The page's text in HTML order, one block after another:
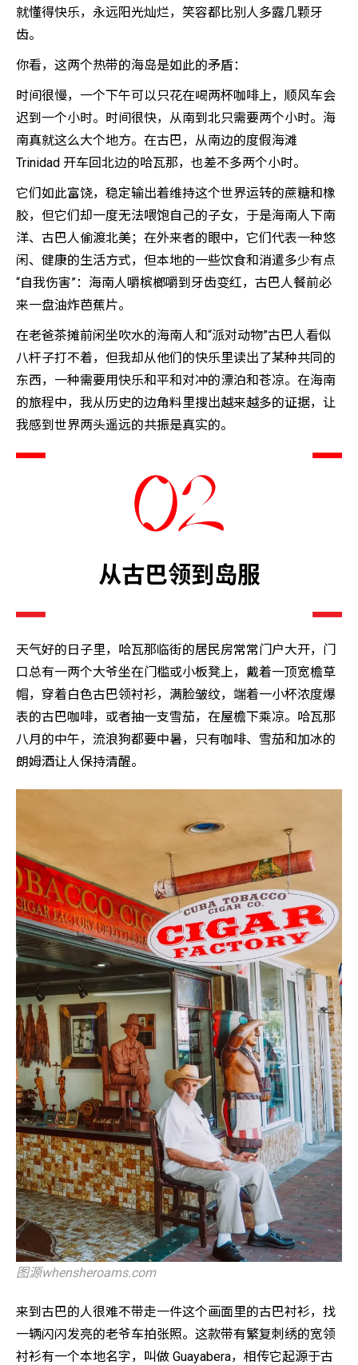
就懂得快乐，永远阳光灿烂，笑容都比别人多露几颗牙
齿。
你看，这两个热带的海岛是如此的矛盾：
时间很慢，一个下午可以只花在喝两杯咖啡上，顺风车会
迟到一个小时。时间很快，从南到北只需要两个小时。海
南真就这么大个地方。在古巴，从南边的度假海滩
Trinidad 开车回北边的哈瓦那，也差不多两个小时。
它们如此富饶，稳定输出着维持这个世界运转的蔗糖和橡
胶，但它们却一度无法喂饱自己的子女，于是海南人下南
洋、古巴人偷渡北美；在外来者的眼中，它们代表一种悠
闲、健康的生活方式，但本地的一些饮食和消遣多少有点
“自我伤害”：海南人嚼槟榔嚼到牙齿变红，古巴人餐前必
来一盘油炸芭蕉片。
在老爸茶摊前闲坐吹水的海南人和“派对动物”古巴人看似
八杆子打不着，但我却从他们的快乐里读出了某种共同的
东西，一种需要用快乐和平和对冲的漂泊和苍凉。在海南
的旅程中，我从历史的边角料里搜出越来越多的证据，让
我感到世界两头遥远的共振是真实的。
从古巴领到岛服
天气好的日子里，哈瓦那临街的居民房常常门户大开，门
口总有一两个大爷坐在门槛或小板凳上，戴着一顶宽檐草
帽，穿着白色古巴领衬衫，满脸皱纹，端着一小杯浓度爆
表的古巴咖啡，或者抽一支雪茄，在屋檐下乘凉。哈瓦那
八月的中午，流浪狗都要中暑，只有咖啡、雪茄和加冰的
朗姆酒让人保持清醒。
图源whensheroams.com
来到古巴的人很难不带走一件这个画面里的古巴衬衫，找
一辆闪闪发亮的老爷车拍张照。这款带有繁复刺绣的宽领
衬衫有一个本地名字，叫做 Guayabera，相传它起源于古